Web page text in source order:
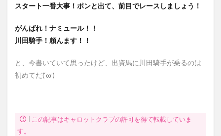
スタート一番大事！ポンと出て、前目でレースしましょう！
がんばれ！ナミュール！！
川田騎手！頼んます！！
と、今書いていて思ったけど、出資馬に川田騎手が乗るのは
初めてだ(‘ω’)
この記事はキャロットクラブの許可を得て転載していま
す。